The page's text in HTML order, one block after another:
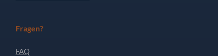
Fragen?
FAQ